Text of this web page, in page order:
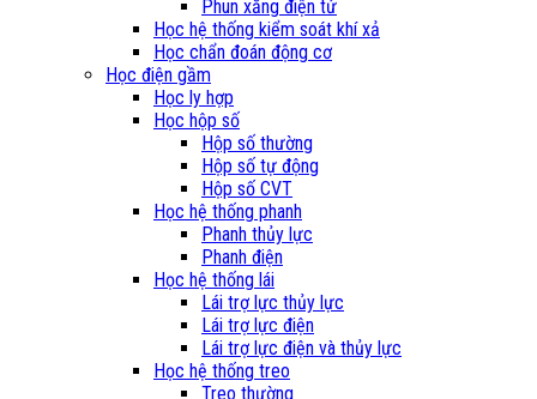
Phun xăng điện tử
Học hệ thống kiểm soát khí xả
Học chẩn đoán động cơ
Học điện gầm
Học ly hợp
Học hộp số
Hộp số thường
Hộp số tự động
Hộp số CVT
Học hệ thống phanh
Phanh thủy lực
Phanh điện
Học hệ thống lái
Lái trợ lực thủy lực
Lái trợ lực điện
Lái trợ lực điện và thủy lực
Học hệ thống treo
Treo thường